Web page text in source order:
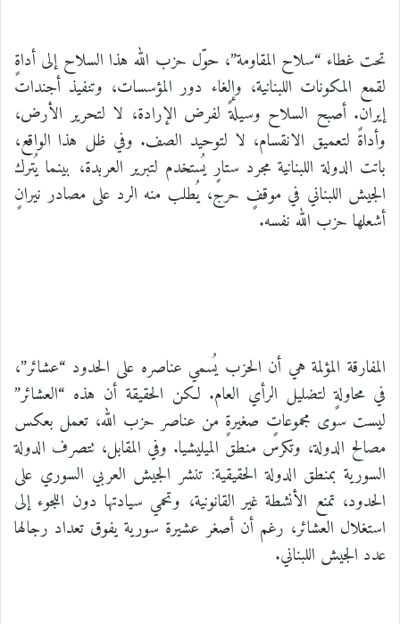
تحت غطاء “سلاح المقاومة”، حوّل حزب الله هذا السلاح إلى أداةٍ
لقمع المكونات اللبنانية، وإلغاء دور المؤسسات، وتنفيذ أجندات
إيران. أصبح السلاح وسيلةً لفرض الإرادة، لا لتحرير الأرض،
وأداةً لتعميق الانقسام، لا لتوحيد الصف. وفي ظل هذا الواقع،
باتت الدولة اللبنانية مجرد ستارٍ يُستخدم لتبرير العربدة، بينما يُترك
الجيش اللبناني في موقفٍ حرج، يُطلب منه الرد على مصادر نيرانٍ
أشعلها حزب الله نفسه.
المفارقة المؤلمة هي أن الحزب يُسمي عناصره على الحدود “عشائر”،
في محاولةٍ لتضليل الرأي العام. لكن الحقيقة أن هذه “العشائر”
ليست سوى مجموعاتٍ صغيرةٍ من عناصر حزب الله، تعمل بعكس
مصالح الدولة، وتكرس منطق الميليشيا. وفي المقابل، تتصرف الدولة
السورية بمنطق الدولة الحقيقية: تنشر الجيش العربي السوري على
الحدود، تمنع الأنشطة غير القانونية، وتحمي سيادتها دون اللجوء إلى
استغلال العشائر، رغم أن أصغر عشيرة سورية يفوق تعداد رجالها
عدد الجيش اللبناني.